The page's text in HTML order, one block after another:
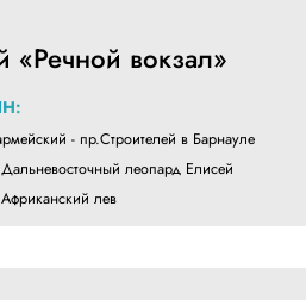
«Речной вокзал»
- пр.Строителей в Барнауле
леопард Елисей
лев